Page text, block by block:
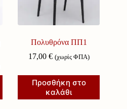
Πολυθρόνα ΠΠ1
17,00 € (χωρίς ΦΠΑ)
Προσθήκη στο
καλάθι